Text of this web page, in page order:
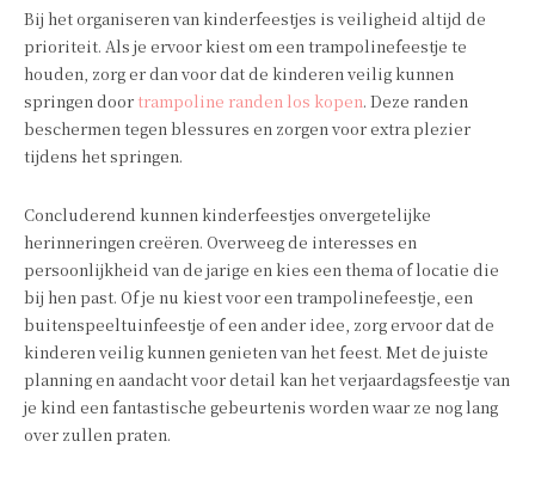
Bij het organiseren van kinderfeestjes is veiligheid altijd de
prioriteit. Als je ervoor kiest om een trampolinefeestje te
houden, zorg er dan voor dat de kinderen veilig kunnen
springen door trampoline randen los kopen. Deze randen
beschermen tegen blessures en zorgen voor extra plezier
tijdens het springen.
Concluderend kunnen kinderfeestjes onvergetelijke
herinneringen creëren. Overweeg de interesses en
persoonlijkheid van de jarige en kies een thema of locatie die
bij hen past. Of je nu kiest voor een trampolinefeestje, een
buitenspeeltuinfeestje of een ander idee, zorg ervoor dat de
kinderen veilig kunnen genieten van het feest. Met de juiste
planning en aandacht voor detail kan het verjaardagsfeestje van
je kind een fantastische gebeurtenis worden waar ze nog lang
over zullen praten.